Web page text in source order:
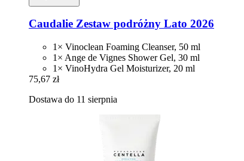
Caudalie Zestaw podróżny Lato 2026
1× Vinoclean Foaming Cleanser, 50 ml
1× Ange de Vignes Shower Gel, 30 ml
1× VinoHydra Gel Moisturizer, 20 ml
75,67 zł
Dostawa do 11 sierpnia